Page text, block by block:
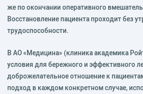
же по окончании оперативного
Восстановление пациента проходит без
трудоспособности.
В АО «Медицина» (клиника академика
условия для бережного и эффективного
доброжелательное отношение к
подход в каждом конкретном случае,